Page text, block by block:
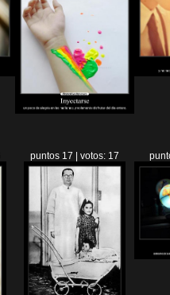
puntos 17 | votos: 17